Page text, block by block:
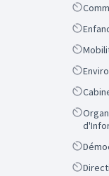
Scope
Scope
Scope
Scope
Scope
Scope
Organisation des Systèmes
Scope
Scope
Direction des Politiques